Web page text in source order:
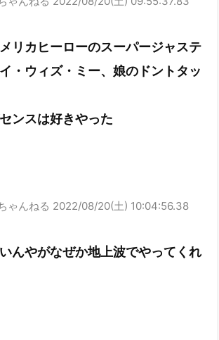
リカヒーローのスーパージャステ
・ウィズ・ミー、娘のドントタッ
ンスは好きやった
ゃんねる 2022/08/20(土) 10:04:56.38
んやがなぜか地上波でやってくれ